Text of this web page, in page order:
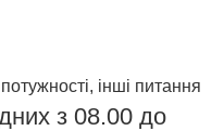
інші питання
з 08.00 до